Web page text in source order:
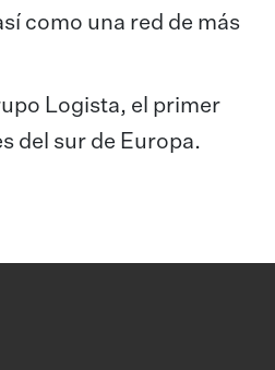
como una red de más
Logista, el primer
del sur de Europa.